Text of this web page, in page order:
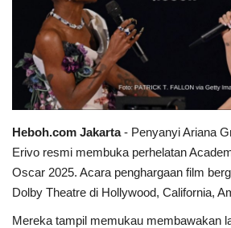
Heboh.com Jakarta- Penyanyi Ariana
Erivo resmi membuka perhelatan
Oscar 2025. Acara penghargaan film
Dolby Theatre di Hollywood, California,
Mereka tampil memukau membawakan